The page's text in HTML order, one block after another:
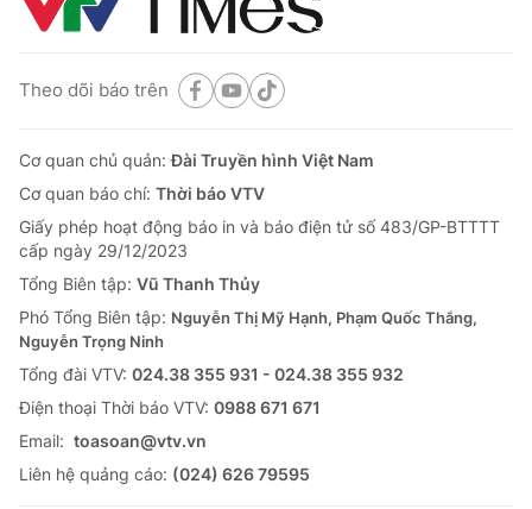
Theo dõi báo trên
Cơ quan chủ quản:Đài Truyền hình Việt Nam
Cơ quan báo chí: Thời báo VTV
Giấy phép hoạt động báo in và báo điện tử số 483/GP-BTTTT
cấp ngày 29/12/2023
Tổng Biên tập: Vũ Thanh Thủy
Phó Tổng Biên tập: Nguyễn Thị Mỹ Hạnh, Phạm Quốc Thắng,
Nguyễn Trọng Ninh
Tổng đài VTV: 024.38 355 931 - 024.38 355 932
Ðiện thoại Thời báo VTV: 0988 671 671
Email: toasoan@vtv.vn
Liên hệ quảng cáo: (024) 626 79595